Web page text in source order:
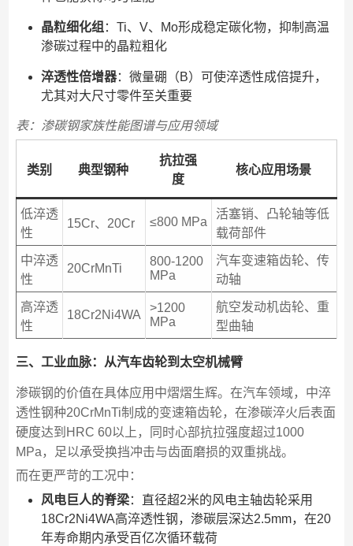
晶粒细化组 ：Ti、V、Mo形成稳定碳化物，抑制高温
渗碳过程中的晶粒粗化
淬透性倍增器：微量硼（B）可使淬透性成倍提升，
尤其对大尺寸零件至关重要
表：渗碳钢家族性能图谱与应用领域
类别 典型钢种
抗拉强
度
核心应用场景
低淬透
性
15Cr、20Cr ≤800 MPa
活塞销、凸轮轴等低
载荷部件
中淬透
性
20CrMnTi
800-1200
MPa
汽车变速箱齿轮、传
动轴
高淬透
性
18Cr2Ni4WA
>1200
MPa
航空发动机齿轮、重
型曲轴
三、工业血脉：从汽车齿轮到太空机械臂
渗碳钢的价值在具体应用中熠熠生辉。在汽车领域，中淬
透性钢种20CrMnTi制成的变速箱齿轮，在渗碳淬火后表面
硬度达到HRC 60以上，同时心部抗拉强度超过1000
MPa，足以承受换挡冲击与齿面磨损的双重挑战。
而在更严苛的工况中：
风电巨人的脊梁：直径超2米的风电主轴齿轮采用
18Cr2Ni4WA高淬透性钢，渗碳层深达2.5mm，在20
年寿命期内承受百亿次循环载荷